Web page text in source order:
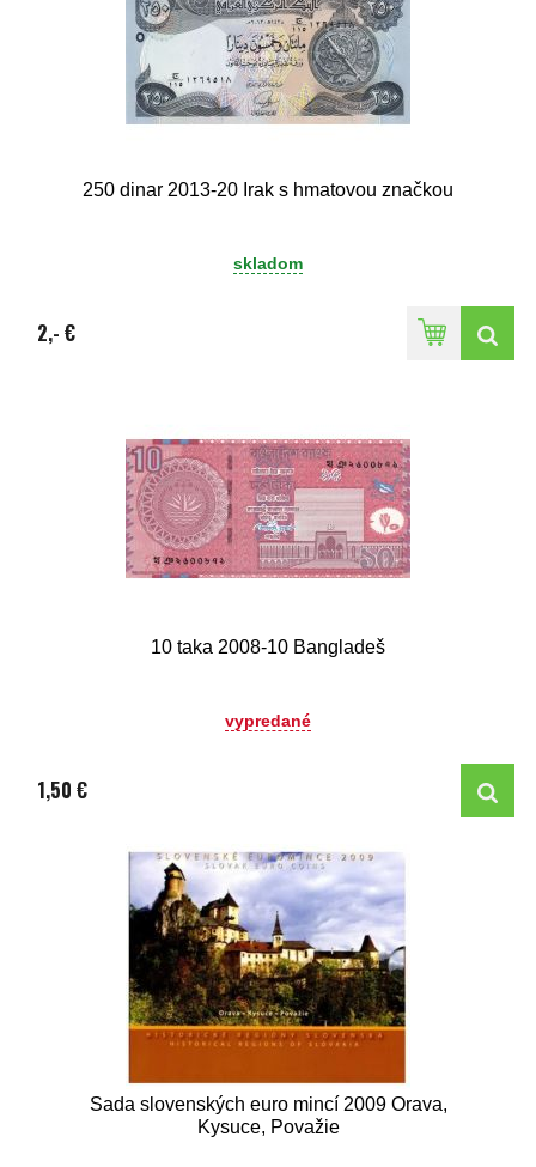
250 dinar 2013-20 Irak s hmatovou značkou
skladom
2,- €
10 taka 2008-10 Bangladeš
vypredané
1,50 €
Sada slovenských euro mincí 2009 Orava,
Kysuce, Považie